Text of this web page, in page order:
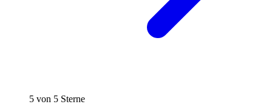
5 von 5 Sterne